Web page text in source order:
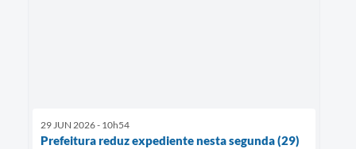
29 JUN 2026 - 10h54
Prefeitura reduz expediente nesta segunda (29)